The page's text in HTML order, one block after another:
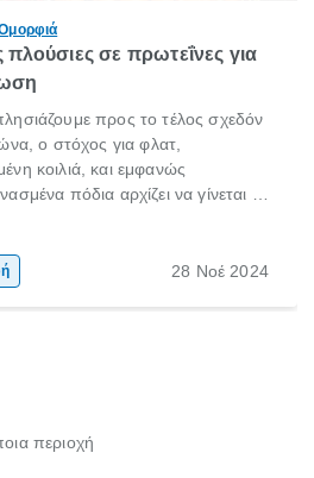
πλούσιες σε πρωτεΐνες για
προς το τέλος σχεδόν
ο στόχος για φλατ,
κοιλιά, και εμφανώς
πόδια αρχίζει να γίνεται η
έβλεπες το 100% του στόχου σου
όπως τώρα ήρθε η ώρα
28 Νοέ 2024
περιοχή